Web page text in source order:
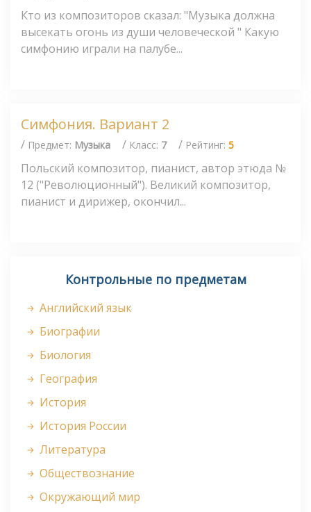
Кто из композиторов сказал: "Музыка должна
высекать огонь из души человеческой " Какую
симфонию играли на палубе...
Симфония. Вариант 2
/ Предмет: Музыка / Класс: 7 / Рейтинг: 5
Польский композитор, пианист, автор этюда №
12 ("Революционный"). Великий композитор,
пианист и дирижер, окончил...
Контрольные по предметам
Английский язык
Биографии
Биология
География
История
История России
Литература
Обществознание
Окружающий мир